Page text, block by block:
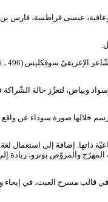
بن مهدي، عقبة بوعافية، عيسى فراطسة،
وبياض، لتعزّز حالة
خلالها صورة سوداء عن واقع
ذاتها. إضافة إلى استعمال
والمروّض بوتزو، زيادة
قالب مسرح العبث، في إيحاء